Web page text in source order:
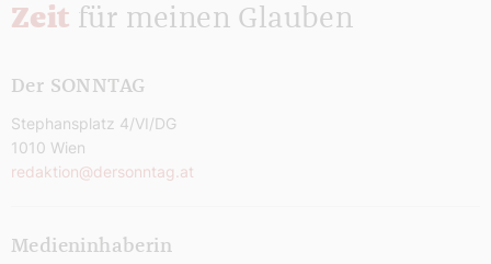
Zeit für meinen Glauben
Der SONNTAG
Stephansplatz 4/VI/DG
1010 Wien
redaktion@dersonntag.at
Medieninhaberin